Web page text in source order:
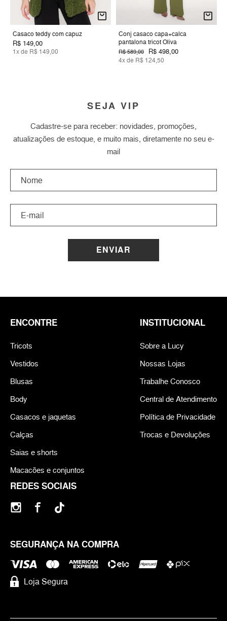
Casaco teddy com capuz
R$ 149,00
1x de R$ 149,00
Conj casaco capa+calca
pantalona tricot Oliva
R$ 589,00 R$ 498,00
4x de R$ 124,50
SEJA VIP
Cadastre-se para receber: novidades, promoções,
atualizações de estoque, e muito mais, diretamente no seu e-
mail
ENVIAR
REDES SOCIAIS
SEGURANÇA NA COMPRA
Loja Segura
ENCONTRE
Tricots
Vestidos
Blusas
Body
Casacos e jaquetas
Calças
Saias e shorts
Macacões e conjuntos
INSTITUCIONAL
Sobre a Lucy
Nossas Lojas
Trabalhe Conosco
Central de Atendimento
Política de Privacidade
Trocas e Devoluções